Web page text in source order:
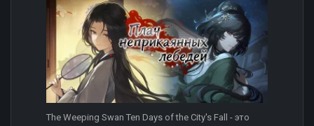
The Weeping Swan Ten Days of the City's Fall - это